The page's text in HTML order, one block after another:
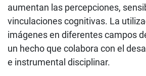
aumentan las percepciones,
vinculaciones cognitivas. La
imágenes en diferentes campos
un hecho que colabora con el
e instrumental disciplinar.